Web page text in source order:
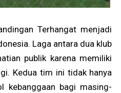
Terhangat menjadi
Laga antara dua klub
publik karena memiliki
Kedua tim ini tidak hanya
kebanggaan bagi masing-